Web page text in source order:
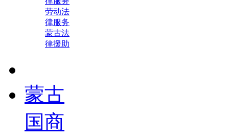
劳动法
律服务
蒙古法
律援助
蒙古
国商